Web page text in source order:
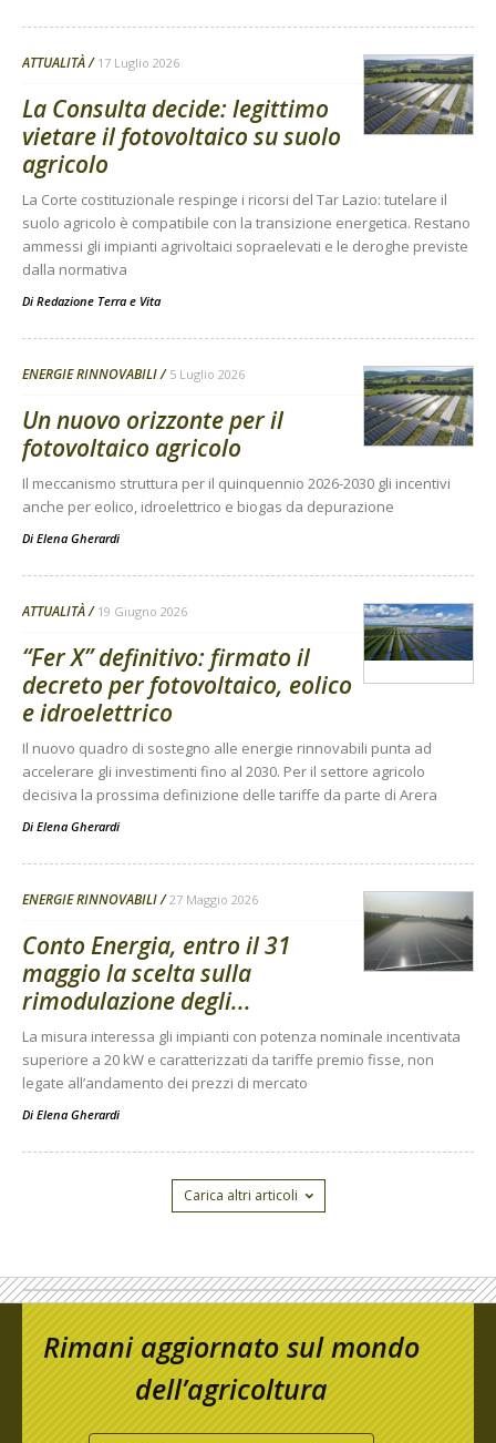
ATTUALITÀ 17 Luglio 2026
La Consulta decide: legittimo
vietare il fotovoltaico su suolo
agricolo
La Corte costituzionale respinge i ricorsi del Tar Lazio: tutelare il
suolo agricolo è compatibile con la transizione energetica. Restano
ammessi gli impianti agrivoltaici sopraelevati e le deroghe previste
dalla normativa
Di Redazione Terra e Vita
ENERGIE RINNOVABILI 5 Luglio 2026
Un nuovo orizzonte per il
fotovoltaico agricolo
Il meccanismo struttura per il quinquennio 2026-2030 gli incentivi
anche per eolico, idroelettrico e biogas da depurazione
Di Elena Gherardi
ATTUALITÀ 19 Giugno 2026
“Fer X” definitivo: firmato il
decreto per fotovoltaico, eolico
e idroelettrico
Il nuovo quadro di sostegno alle energie rinnovabili punta ad
accelerare gli investimenti fino al 2030. Per il settore agricolo
decisiva la prossima definizione delle tariffe da parte di Arera
Di Elena Gherardi
ENERGIE RINNOVABILI 27 Maggio 2026
Conto Energia, entro il 31
maggio la scelta sulla
rimodulazione degli...
La misura interessa gli impianti con potenza nominale incentivata
superiore a 20 kW e caratterizzati da tariffe premio fisse, non
legate all’andamento dei prezzi di mercato
Di Elena Gherardi
Carica altri articoli
Rimani aggiornato sul mondo
dell’agricoltura